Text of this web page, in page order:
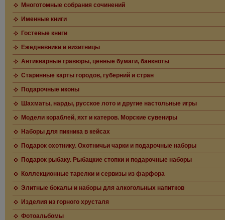
Многотомные собрания сочинений
Именные книги
Гостевые книги
Ежедневники и визитницы
Антикварные гравюры, ценные бумаги, банкноты
Старинные карты городов, губерний и стран
Подарочные иконы
Шахматы, нарды, русское лото и другие настольные игры
Модели кораблей, яхт и катеров. Морские сувениры
Наборы для пикника в кейсах
Подарок охотнику. Охотничьи чарки и подарочные наборы
Подарок рыбаку. Рыбацкие стопки и подарочные наборы
Коллекционные тарелки и сервизы из фарфора
Элитные бокалы и наборы для алкогольных напитков
Изделия из горного хрусталя
Фотоальбомы